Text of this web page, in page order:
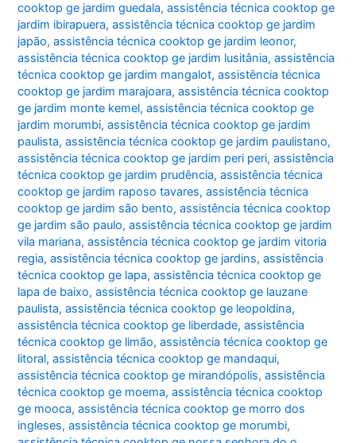
cooktop ge jardim guedala,assistência técnica cooktop ge
jardim ibirapuera,assistência técnica cooktop ge jardim
japão,assistência técnica cooktop ge jardim leonor,
assistência técnica cooktop ge jardim lusitânia,assistência
técnica cooktop ge jardim mangalot,assistência técnica
cooktop ge jardim marajoara,assistência técnica cooktop
ge jardim monte kemel,assistência técnica cooktop ge
jardim morumbi,assistência técnica cooktop ge jardim
paulista,assistência técnica cooktop ge jardim paulistano,
assistência técnica cooktop ge jardim peri peri,assistência
técnica cooktop ge jardim prudência,assistência técnica
cooktop ge jardim raposo tavares,assistência técnica
cooktop ge jardim são bento,assistência técnica cooktop
ge jardim são paulo,assistência técnica cooktop ge jardim
vila mariana,assistência técnica cooktop ge jardim vitoria
regia,assistência técnica cooktop ge jardins,assistência
técnica cooktop ge lapa,assistência técnica cooktop ge
lapa de baixo,assistência técnica cooktop ge lauzane
paulista,assistência técnica cooktop ge leopoldina,
assistência técnica cooktop ge liberdade,assistência
técnica cooktop ge limão,assistência técnica cooktop ge
litoral,assistência técnica cooktop ge mandaqui,
assistência técnica cooktop ge mirandópolis,assistência
técnica cooktop ge moema,assistência técnica cooktop
ge mooca,assistência técnica cooktop ge morro dos
ingleses,assistência técnica cooktop ge morumbi,